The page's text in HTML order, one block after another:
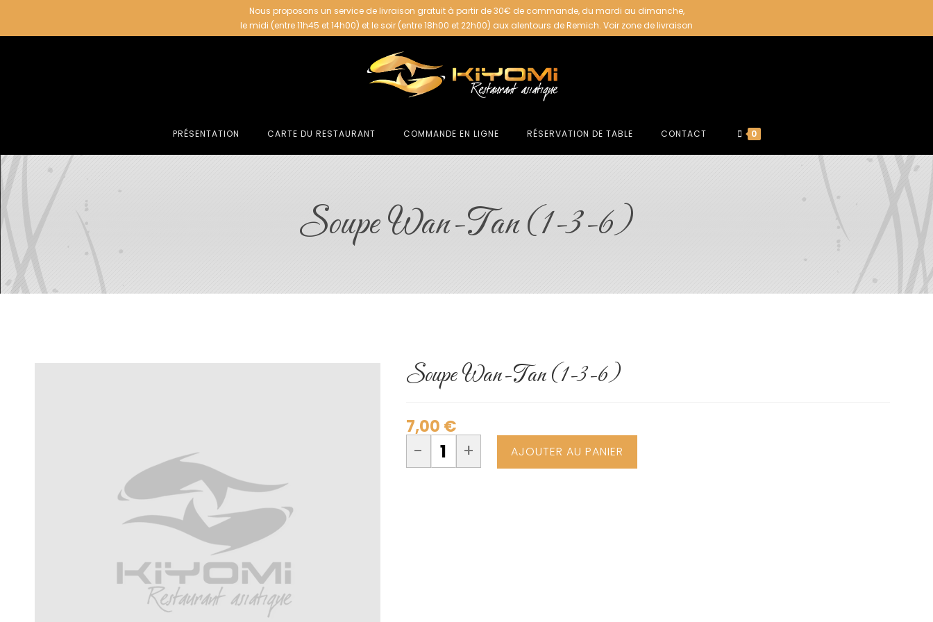
Nous proposons un service de livraison gratuit à partir de 30€ de commande, du mardi au dimanche,
le midi (entre 11h45 et 14h00) et le soir (entre 18h00 et 22h00) aux alentours de Remich. Voir zone de livraison
PRÉSENTATION CARTE DU RESTAURANT COMMANDE EN LIGNE RÉSERVATION DE TABLE CONTACT 0
Soupe Wan-Tan (1-3-6)
Soupe Wan-Tan (1-3-6)
7,00 €
- + AJOUTER AU PANIER